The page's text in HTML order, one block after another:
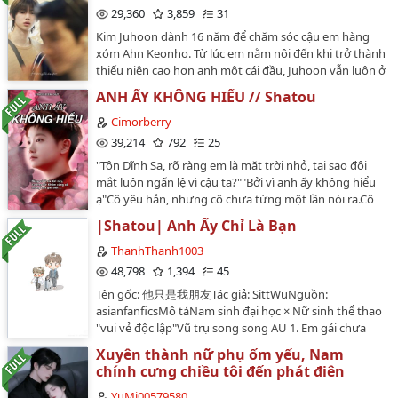
nhân giả nghĩa, phúc hắcThuộc tính của Du Tiểu Mặc:
kiên cường, não bổ đế…
Thái tử Thành Nghị, tài đức nổi danh thiên hạ, chiêu
doanh trại địch.Thành Nghị bị ám sát, rơi xuống đáy
vực, được Tăng Thuấn Hy - người cùng cảnh ngộ nhặt
được.Để giải độc, hai người buộc phải làm chuyện khó
nói.Sau khi xong việc, Tăng Thuấn Hy nhìn thấy gương
không gần nữ sắc lẫn nam sắc như hắn khó kiềm được
mà tim đập loạn xạ.Thế là hắn mang tiểu mỹ nhân
ngoài ý muốn nhặt được về biệt viện, xem như tiểu
quân mà nuôi dưỡng.Thành Nghị nghĩ, trước mắt
không thể chạy trốn, chi bằng tương kế tựu kế, ngoài
mặt thì vui vẻ đóng vai tiểu thiếp, trong lòng âm thầm
thăm dò tình báo nước địch.Kết quả, tình báo chưa
thăm dò được bao nhiêu, mà bụng càng ngày càng
lớn!Thành Nghị: Bây giờ chạy còn kịp không?…
29,360
3,859
31
Kim Juhoon dành 16 năm để chăm sóc cậu em hàng
xóm Ahn Keonho. Từ lúc em nằm nôi đến khi trở thành
thiếu niên cao hơn anh một cái đầu, Juhoon vẫn luôn ở
đó, giấu kín tình cảm của mình dưới danh nghĩa "anh
trai hàng xóm".Nhưng Keonho của tuổi 16 lại bắt đầu
đẩy anh ra xa. Cậu bướng bỉnh, cộc cằn và tìm cách
chứng minh mình đã lớn bằng những mối tình đồng
lại phía sau vì rào cản giới tính và tuổi tác.Cho đến một
ngày, một người đàn ông khác xuất hiện và công khai
theo đuổi Juhoon...…
ANH ẤY KHÔNG HIỂU // Shatou
Cimorberry
39,214
792
25
"Tôn Dĩnh Sa, rõ ràng em là mặt trời nhỏ, tại sao đôi
mắt luôn ngấn lệ vì cậu ta?""Bởi vì anh ấy không hiểu
ạ"Cô yêu hắn, nhưng cô chưa từng một lần nói ra.Cô
yêu hắn, nhưng cô luôn giữ nó trong lòng như một bí
mật.Cô yêu hắn, nhưng cô thà chọn câm lặng, còn hơn
là phải thốt lên những lời khiến mình trở nên thảm
hại.*Truyện của Cimor, vui lòng không bê đi đâu hay
|Shatou| Anh Ấy Chỉ Là Bạn
ThanhThanh1003
48,798
1,394
45
Tên gốc: 他只是我朋友Tác giả: SittWuNguồn:
asianfanficsMô tảNam sinh đại học × Nữ sinh thể thao
"vui vẻ độc lập"Vũ trụ song song AU 1. Em gái chưa
riêng 3. Truyện tình cảm ngọt ngào thuần túy, không
có ý nghĩa lớn laoMở đầu:"Anh ấy chỉ là bạn của em，
Xuyên thành nữ phụ ốm yếu, Nam
chính cưng chiều tôi đến phát điên